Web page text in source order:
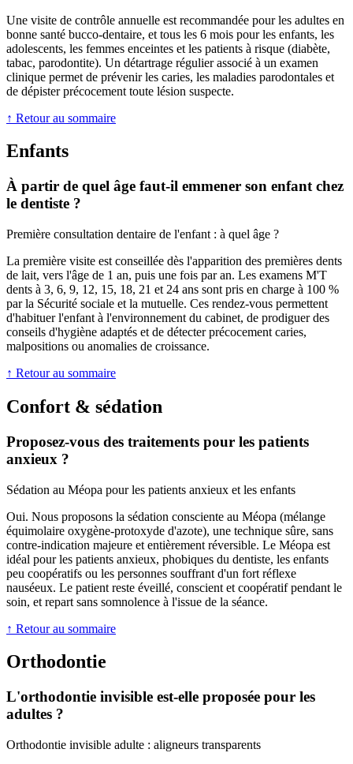
Une visite de contrôle annuelle est recommandée pour les adultes en
bonne santé bucco-dentaire, et tous les 6 mois pour les enfants, les
adolescents, les femmes enceintes et les patients à risque (diabète,
tabac, parodontite). Un détartrage régulier associé à un examen
clinique permet de prévenir les caries, les maladies parodontales et
de dépister précocement toute lésion suspecte.
↑ Retour au sommaire
Enfants
À partir de quel âge faut-il emmener son enfant chez
le dentiste ?
Première consultation dentaire de l'enfant : à quel âge ?
La première visite est conseillée dès l'apparition des premières dents
de lait, vers l'âge de 1 an, puis une fois par an. Les examens M'T
dents à 3, 6, 9, 12, 15, 18, 21 et 24 ans sont pris en charge à 100 %
par la Sécurité sociale et la mutuelle. Ces rendez-vous permettent
d'habituer l'enfant à l'environnement du cabinet, de prodiguer des
conseils d'hygiène adaptés et de détecter précocement caries,
malpositions ou anomalies de croissance.
↑ Retour au sommaire
Confort & sédation
Proposez-vous des traitements pour les patients
anxieux ?
Sédation au Méopa pour les patients anxieux et les enfants
Oui. Nous proposons la sédation consciente au Méopa (mélange
équimolaire oxygène-protoxyde d'azote), une technique sûre, sans
contre-indication majeure et entièrement réversible. Le Méopa est
idéal pour les patients anxieux, phobiques du dentiste, les enfants
peu coopératifs ou les personnes souffrant d'un fort réflexe
nauséeux. Le patient reste éveillé, conscient et coopératif pendant le
soin, et repart sans somnolence à l'issue de la séance.
↑ Retour au sommaire
Orthodontie
L'orthodontie invisible est-elle proposée pour les
adultes ?
Orthodontie invisible adulte : aligneurs transparents